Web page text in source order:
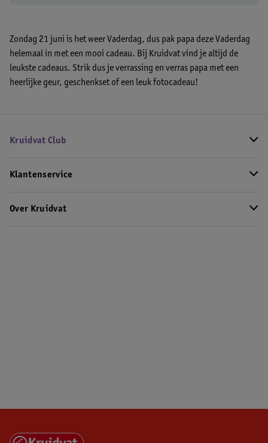
Zondag 21 juni is het weer Vaderdag, dus pak papa deze Vaderdag
helemaal in met een mooi cadeau. Bij Kruidvat vind je altijd de
leukste cadeaus. Strik dus je verrassing en verras papa met een
heerlijke geur, geschenkset of een leuk fotocadeau!
Kruidvat Club
Klantenservice
Over Kruidvat